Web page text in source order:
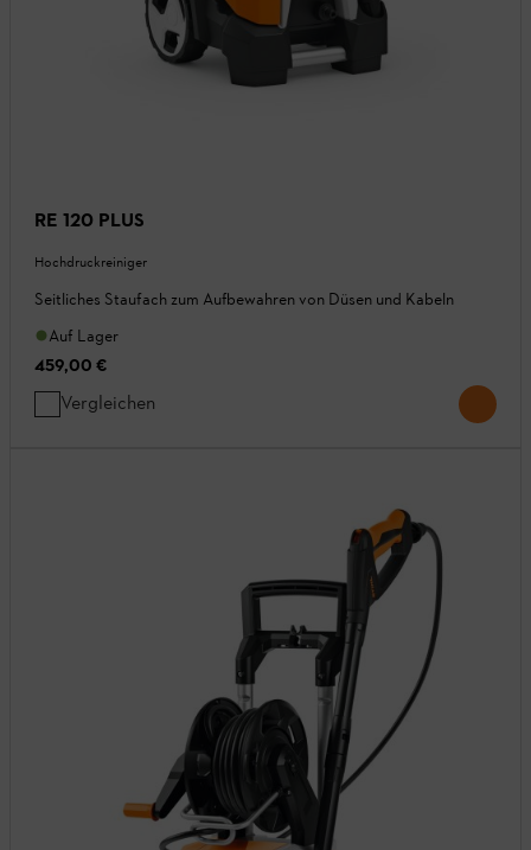
RE 120 PLUS
Hochdruckreiniger
Seitliches Staufach zum Aufbewahren von Düsen und Kabeln
Auf Lager
459,00 €
Vergleichen